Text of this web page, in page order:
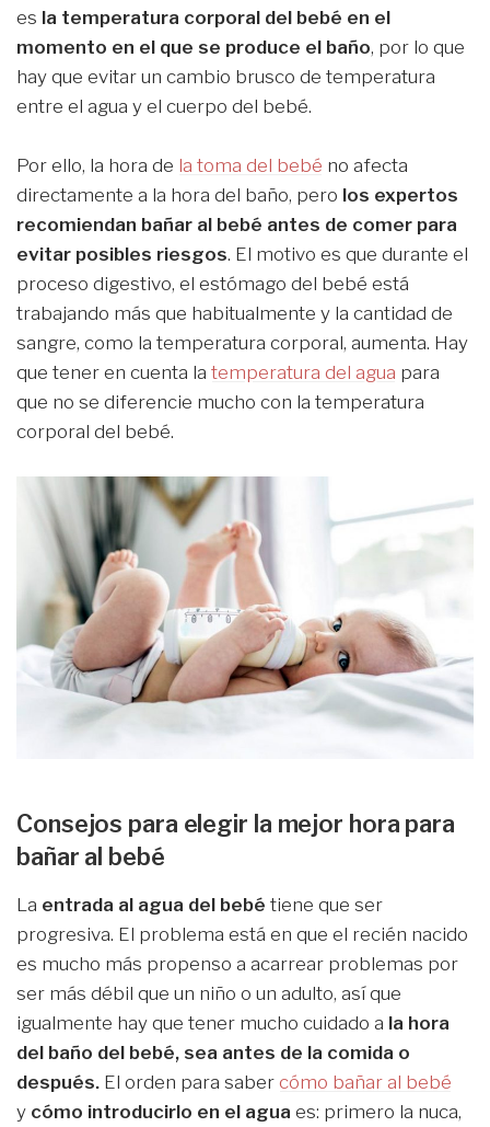
es la temperatura corporal del bebé en el
momento en el que se produce el baño, por lo que
hay que evitar un cambio brusco de temperatura
entre el agua y el cuerpo del bebé.
Por ello, la hora de la toma del bebé no afecta
directamente a la hora del baño, pero los expertos
recomiendan bañar al bebé antes de comer para
evitar posibles riesgos. El motivo es que durante el
proceso digestivo, el estómago del bebé está
trabajando más que habitualmente y la cantidad de
sangre, como la temperatura corporal, aumenta. Hay
que tener en cuenta la temperatura del agua para
que no se diferencie mucho con la temperatura
corporal del bebé.
Consejos para elegir la mejor hora para
bañar al bebé
La entrada al agua del bebé tiene que ser
progresiva. El problema está en que el recién nacido
es mucho más propenso a acarrear problemas por
ser más débil que un niño o un adulto, así que
igualmente hay que tener mucho cuidado a la hora
del baño del bebé, sea antes de la comida o
después. El orden para saber cómo bañar al bebé
y cómo introducirlo en el agua es: primero la nuca,